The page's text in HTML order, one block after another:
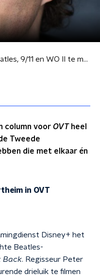
Wat hebben The Beatles, 9/11 en WO II te maken met het geboortejaar van Micha Wertheim?
column voor OVTheel
Tweede
die met elkaar én
in OVT
Disney+ het
Beatles-
Back. Regisseur Peter
drieluik te filmen